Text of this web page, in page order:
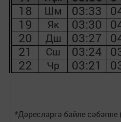
18
Шм 03:33
19
Як 03:30
20
Дш 03:27
21
Сш 03:24
22
Чр 03:21
*Дәресләргә бәйле сәбәпле